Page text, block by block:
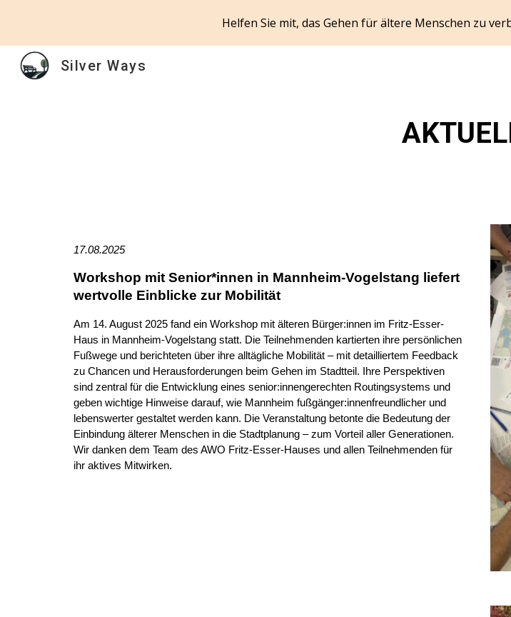
Skip to main content
Helfen Sie mit, das Gehen für ältere Menschen zu
Silver Ways
17.08.2025
Workshop mit Senior*innen in Mannheim-Vogelstang liefert
wertvolle Einblicke zur Mobilität
Am 14. August 2025 fand ein Workshop mit älteren Bürger:innen im Fritz-Esser-
Haus in Mannheim-Vogelstang statt. Die Teilnehmenden kartierten ihre persönlichen
Fußwege und berichteten über ihre alltägliche Mobilität – mit detailliertem Feedback
zu Chancen und Herausforderungen beim Gehen im Stadtteil. Ihre Perspektiven
sind zentral für die Entwicklung eines senior:innengerechten Routingsystems und
geben wichtige Hinweise darauf, wie Mannheim fußgänger:innenfreundlicher und
lebenswerter gestaltet werden kann. Die Veranstaltung betonte die Bedeutung der
Einbindung älterer Menschen in die Stadtplanung – zum Vorteil aller Generationen.
Wir danken dem Team des AWO Fritz-Esser-Hauses und allen Teilnehmenden für
ihr aktives Mitwirken.